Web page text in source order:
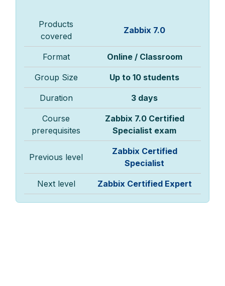
Products
covered
Zabbix 7.0
Format Online / Classroom
Group Size Up to 10 students
Duration 3 days
Course
prerequisites
Zabbix 7.0 Certified
Specialist exam
Previous level
Zabbix Certified
Specialist
Next level Zabbix Certified Expert